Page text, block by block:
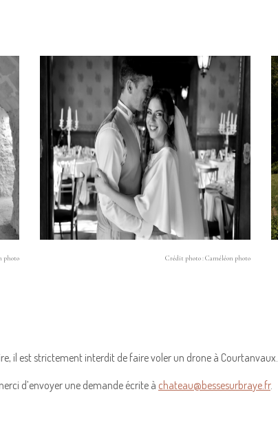
photo Crédit photo : Caméléon photo
il est strictement interdit de faire voler un drone à Courtanvaux.
d’envoyer une demande écrite à chateau@bessesurbraye.fr.